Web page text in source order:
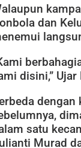
dan
disini,”
dengan
satu
Murad